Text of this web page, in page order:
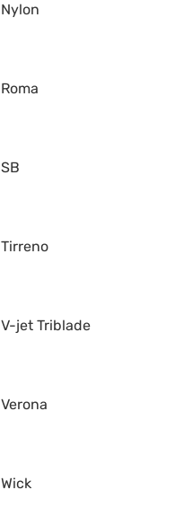
Nylon
Roma
SB
Tirreno
V-jet Triblade
Verona
Wick